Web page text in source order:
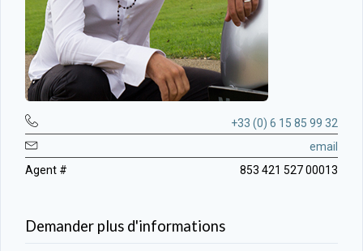
+33 (0) 6 15 85 99 32
email
Agent #
853 421 527 00013
Demander plus d'informations